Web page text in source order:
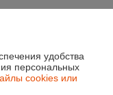
удобства
персональных
cookies или